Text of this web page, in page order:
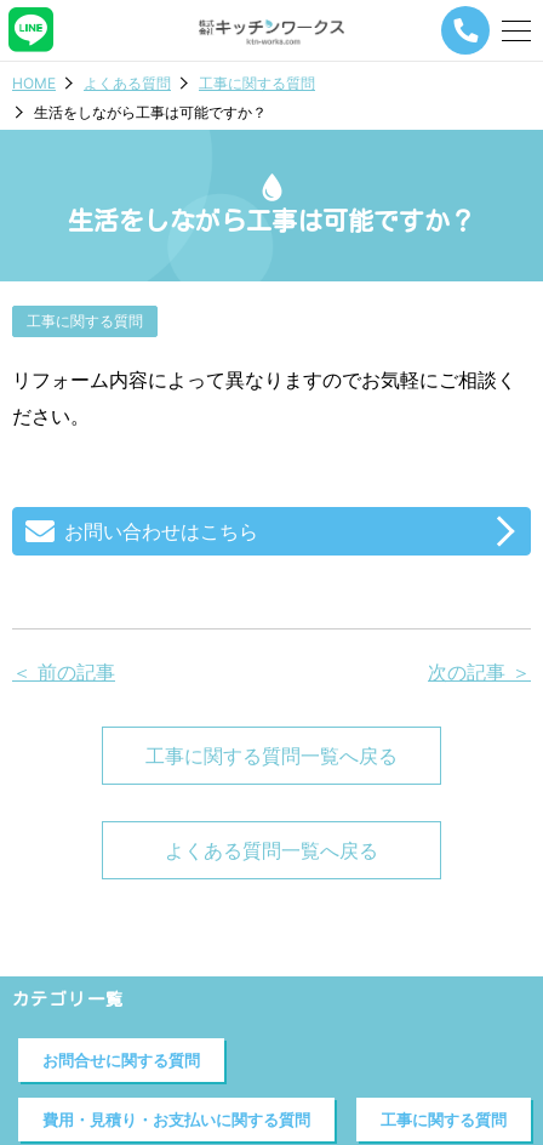
メ
ナ
ボ
HOME よくある質問
工事に関する質問
生活をしながら工事は可能ですか？
生活をしながら工事は可能ですか？
工事に関する質問
リフォーム内容によって異なりますのでお気軽にご相談く
ださい。
お問い合わせはこちら
＜ 前の記事 次の記事 ＞
工事に関する質問一覧へ戻る
よくある質問一覧へ戻る
カテゴリ一覧
お問合せに関する質問
費用・見積り・お支払いに関する質問 工事に関する質問